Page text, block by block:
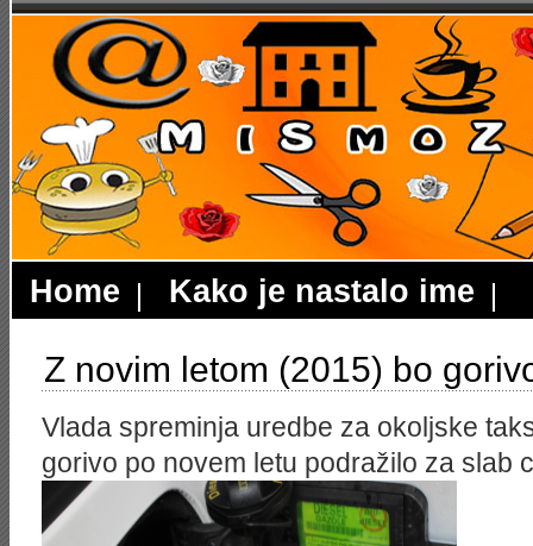
Home Kako je nastalo ime
Z novim letom (2015) bo
Vlada spreminja uredbe za okoljske
gorivo po novem letu podražilo za slab